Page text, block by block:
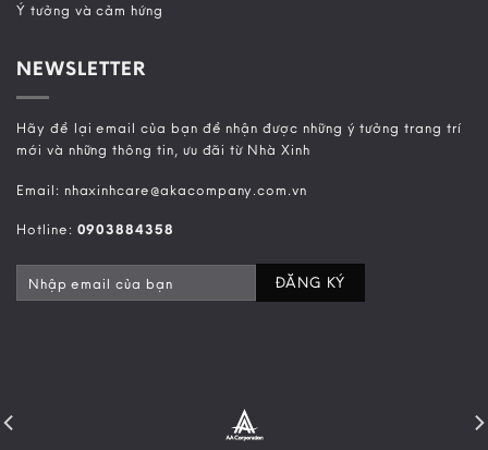
Ý tưởng và cảm hứng
NEWSLETTER
Hãy để lại email của bạn để nhận được những ý tưởng trang trí
mới và những thông tin, ưu đãi từ Nhà Xinh
Email: nhaxinhcare@akacompany.com.vn
Hotline: 0903884358